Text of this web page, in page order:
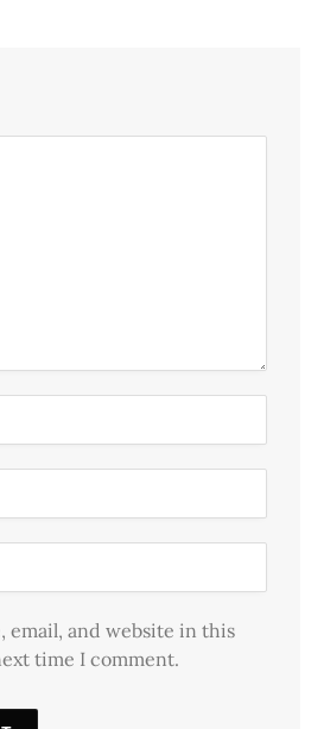
email, and website in this
time I comment.